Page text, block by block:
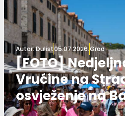
Autor:Dulist05.07.2026.Grad
[FOTO]
Vrućine na
osvježenje na